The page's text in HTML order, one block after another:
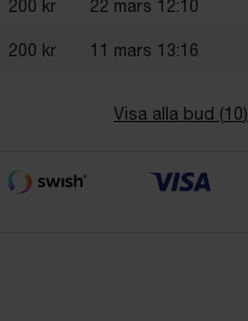
200 kr 22 mars 12:10
200 kr 11 mars 13:16
Visa alla bud (10)